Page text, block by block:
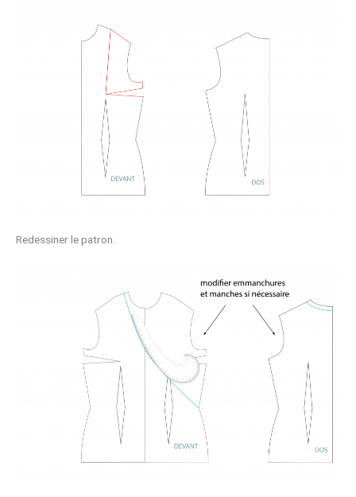
Redessiner le patron.